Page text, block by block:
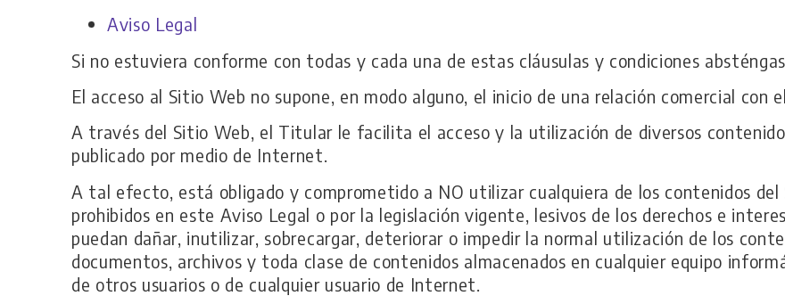
Aviso Legal
Si no estuviera conforme con todas y cada una de estas cláusulas y condiciones
El acceso al Sitio Web no supone, en modo alguno, el inicio de una relación comercial con
A través del Sitio Web, el Titular le facilita el acceso y la utilización de diversos
publicado por medio de Internet.
A tal efecto, está obligado y comprometido a NO utilizar cualquiera de los contenidos
prohibidos en este Aviso Legal o por la legislación vigente, lesivos de los derechos e
puedan dañar, inutilizar, sobrecargar, deteriorar o impedir la normal utilización de los
documentos, archivos y toda clase de contenidos almacenados en cualquier equipo
de otros usuarios o de cualquier usuario de Internet.